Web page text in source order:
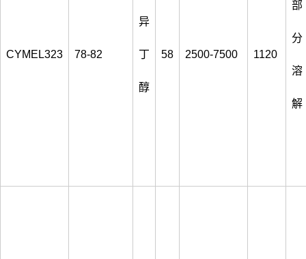
CYMEL323 78-82
异
丁
醇
58 2500-7500 1120
部
分
溶
解